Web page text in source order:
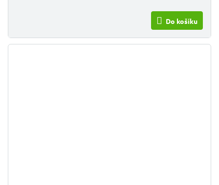
Do košíku